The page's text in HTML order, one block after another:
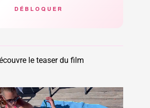
DÉBLOQUER
le teaser du film